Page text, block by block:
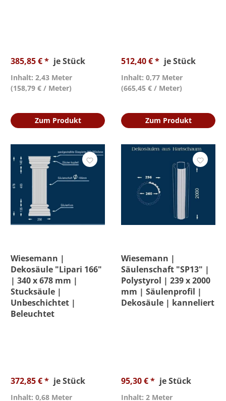
385,85 € * je Stück
Inhalt: 2,43 Meter
(158,79 € / Meter)
Zum Produkt
512,40 € * je Stück
Inhalt: 0,77 Meter
(665,45 € / Meter)
Zum Produkt
Wiesemann |
Dekosäule "Lipari 166"
| 340 x 678 mm |
Stucksäule |
Unbeschichtet |
Beleuchtet
372,85 € * je Stück
Inhalt: 0,68 Meter
Wiesemann |
Säulenschaft "SP13" |
Polystyrol | 239 x 2000
mm | Säulenprofil |
Dekosäule | kanneliert
95,30 € * je Stück
Inhalt: 2 Meter